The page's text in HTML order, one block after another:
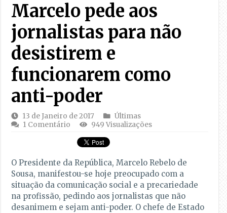
Marcelo pede aos
jornalistas para não
desistirem e
funcionarem como
anti-poder
13 de Janeiro de 2017
Últimas
1 Comentário
949 Visualizações
O Presidente da República, Marcelo Rebelo de
Sousa, manifestou-se hoje preocupado com a
situação da comunicação social e a precariedade
na profissão, pedindo aos jornalistas que não
desanimem e sejam anti-poder. O chefe de Estado